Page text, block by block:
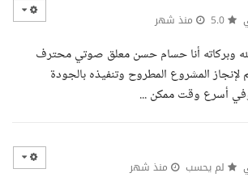
منذ شهر
وبركاته أنا حسام حسن معلق صوتي محترف
المشروع المطروح وتنفيذه بالجودة
وفي أسرع وقت ممكن ...
لم يحسب منذ شهر